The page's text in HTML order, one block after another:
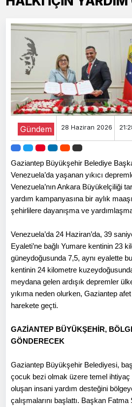
Gündem 28 Haziran 2026
Gaziantep Büyükşehir Belediye
Venezuela’da yaşanan yıkıcı
Venezuela’nın Ankara Büyükelçiliği
yardım kampanyasına bir aylık
şehirlilere dayanışma ve
Venezuela’da 24 Haziran’da, 39
Eyaleti’ne bağlı Yumare kentinin 23
güneydoğusunda 7,5, aynı eyalette
kentinin 24 kilometre
meydana gelen ardışık depremler
yıkıma neden olurken, Gaziantep
harekete geçti.
GAZİANTEP BÜYÜKŞEHİR,
GÖNDERECEK
Gaziantep Büyükşehir Belediyesi,
çocuk bezi olmak üzere temel
oluşan insani yardım desteğini
çalışmalarını başlattı. Başkan